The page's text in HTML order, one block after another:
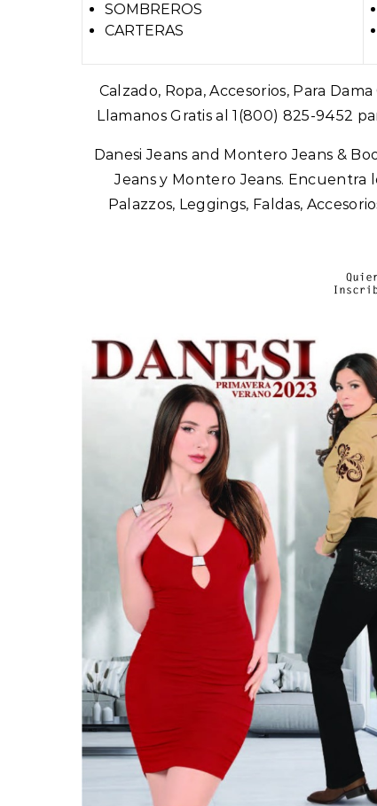
SOMBREROS
CARTERAS
Calzado, Ropa, Accesorios, Para
Llamanos Gratis al 1(800) 825-9452
Danesi Jeans and Montero Jeans &
Jeans y Montero Jeans. Encuentra
Palazzos, Leggings, Faldas,